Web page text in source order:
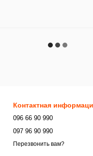
Контактная
096 66 90 990
097 96 90 990
Перезвонить вам?